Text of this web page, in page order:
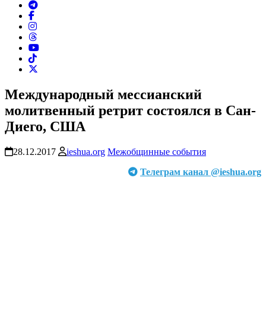
Международный мессианский
молитвенный ретрит состоялся в Сан-
Диего, США
28.12.2017 ieshua.org Межобщинные события
Телеграм канал @ieshua.org